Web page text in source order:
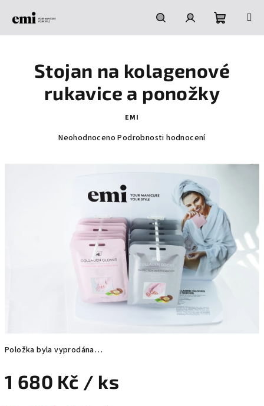
HledatPřihlášeníNákupní
košík
Položka byla vyprodána…
1 680 Kč / ks
Stojan na kolagenové
rukavice a ponožky
EMI
Průměrné
hvězdiček.
Neohodnoceno Podrobnosti hodnocení